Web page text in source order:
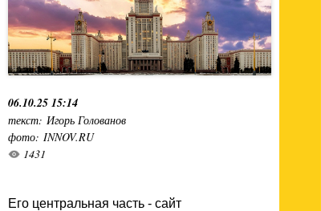
06.10.25 15:14
текст: Игорь Голованов
фото: INNOV.RU
1431
Его центральная часть - сайт